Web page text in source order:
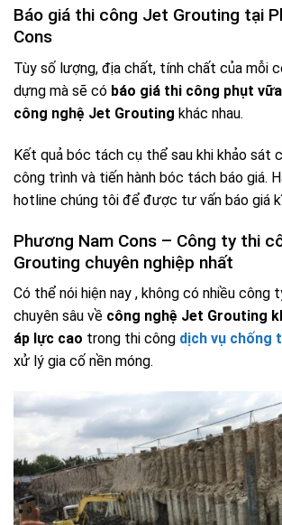
Báo giá thi công Jet Grouting tại
Cons
Tùy số lượng, địa chất, tính chất của mỗi
dựng mà sẽ có báo giá thi công phụt
công nghệ Jet Grouting khác nhau.
Kết quả bóc tách cụ thể sau khi khảo sát
công trình và tiến hành bóc tách báo giá.
hotline chúng tôi để được tư vấn báo giá
Phương Nam Cons – Công ty thi
Grouting chuyên nghiệp nhất
Có thể nói hiện nay , không có nhiều công
chuyên sâu về công nghệ Jet Grouting
áp lực cao trong thi công dịch vụ chống
xử lý gia cố nền móng.